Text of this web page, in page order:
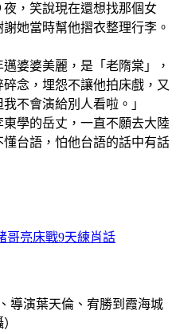
，笑說現在還想找那個女
她當時幫他摺衣整理行李。
婆婆美麗，是「老隋棠」，
念，埋怨不讓他拍床戲，又
不會演給別人看啦。」
學的岳丈，一直不願去大陸
台語，怕他台語的話中有話
哥亮床戰9天練肖話
導演葉天倫、宥勝到霞海城